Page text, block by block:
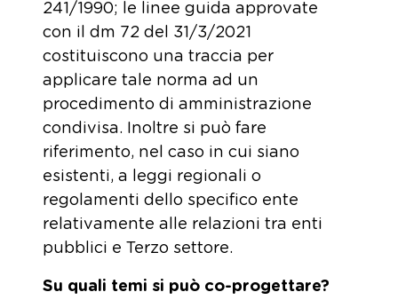
241/1990; le linee guida approvate
con il dm 72 del 31/3/2021
costituiscono una traccia per
applicare tale norma ad un
procedimento di amministrazione
condivisa. Inoltre si può fare
riferimento, nel caso in cui siano
esistenti, a leggi regionali o
regolamenti dello specifico ente
relativamente alle relazioni tra enti
pubblici e Terzo settore.
Su quali temi si può co-progettare?